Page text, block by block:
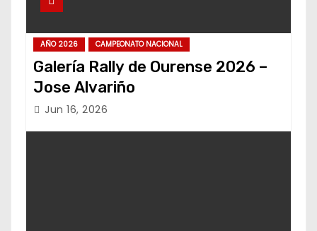
AÑO 2026 CAMPEONATO NACIONAL
Galería Rally de Ourense 2026 –
Jose Alvariño
Jun 16, 2026